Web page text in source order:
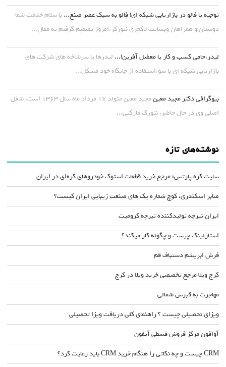
توجیه یا فالو در بازاریابی شبکه ای! فالو به سبک عصر صنع... با سلام خدمت شما
دوستان و همراهان وبسایت لاکچری نتورکر.امروز تصمیم گرفتم یه مقال...
لیدر،حامی کسب و کار یا معضل آفرین!... لیدرها یا سرشاخه های شرکت های
بازاریابی شبکه ای با سوءاستفاده از جایگاه خود مشکل...
بیوگرافی دکتر مجید معین
مجید معین متولد ۱۷ مرداد ماه سال ۱۳۶۳ است. شغل
اصلی وی در حال حاضر، نتورک مارکتی...
نوشته‌های تازه
سایت کره پارتس؛ مرجع خرید قطعات استوک خودروهای کره‌ای در ایران
صابر اسکندری، کوچ شماره یک های صنعت زیبایی ایران کیست؟
ایران تیرچه تولیدکننده تیرچه کرومیت
استارلینک چیست و چگونه کار میکند؟
فرش ابریشم دستباف قم
کرج ویلا مرجع تخصصی خرید ویلا در کرج
مهاجرت به قبرس شمالی
ویزای تحصیلی چیست ؟ راهنمای کلی دریافت ویزا تحصیلی
آوافون مرکز فروش قسطی آیفون
CRM چیست و چه نکاتی را هنگام خرید CRM باید رعایت کرد؟